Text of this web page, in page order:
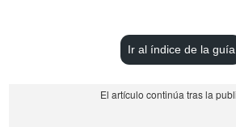
Ir al índice de la guía